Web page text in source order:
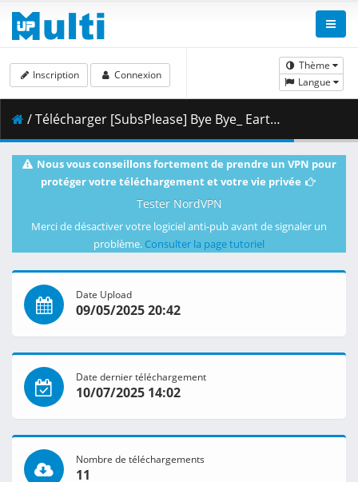
Thème
Langue
Inscription Connexion
/ Télécharger [SubsPlease] Bye Bye_ Earth - 16 (1080p) [F1F4353A].mkv.002 ( 460.41 MB )
Nous vous conseillons fortement de prendre un VPN pour
protéger votre téléchargement et votre vie privée
Tester NordVPN
Merci de désactiver votre logiciel anti-pub avant de signaler un
problème. Consulter la page tutoriel
Date Upload
09/05/2025 20:42
Date dernier téléchargement
10/07/2025 14:02
Nombre de téléchargements
11